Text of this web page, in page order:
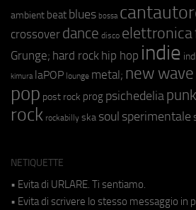
ambient beat blues bossa
crossover dance disco elettronica
Grunge; hard rock hip hop indie
kimura laPOP lounge metal; new wave
pop post rock prog psichedeliapunk
rock rockabilly ska soul sperimentale
NETIQUETTE
• Evita di URLARE. Ti sentiamo.
• Evita di scrivere lo stesso messaggio in